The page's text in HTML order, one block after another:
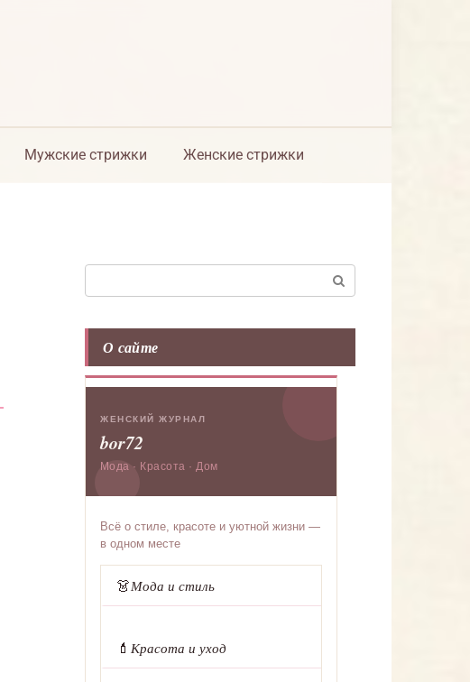
Мужские стрижки Женские стрижки
О сайте
ЖЕНСКИЙ ЖУРНАЛ
bor72
Мода · Красота · Дом
Всё о стиле, красоте и уютной жизни —
в одном месте
👗Мода и стиль
💄 Красота и уход